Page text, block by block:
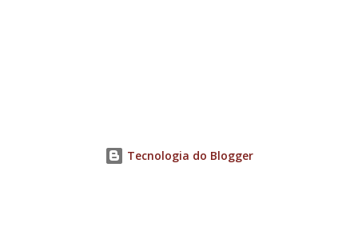
conexões com o ecossistema de inovação e aporte financeiro
Tecnologia do Blogger